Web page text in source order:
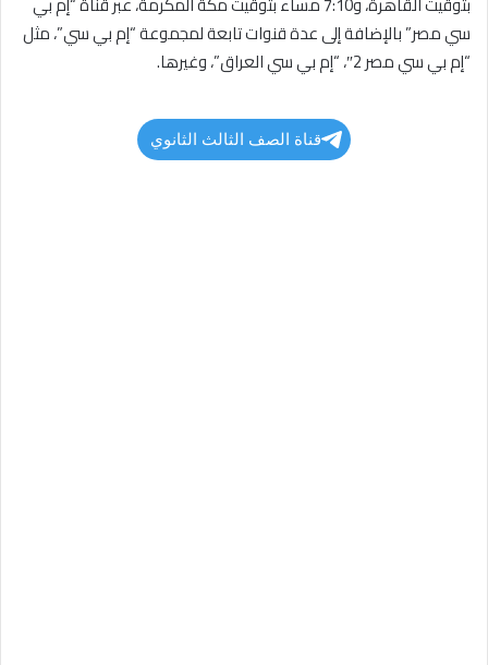
سي مصر” بالإضافة إلى عدة قنوات تابعة لمجموعة “إم بي سي”، مثل
“إم بي سي مصر 2″، “إم بي سي العراق”، وغيرها.
قناة الصف الثالث الثانوي